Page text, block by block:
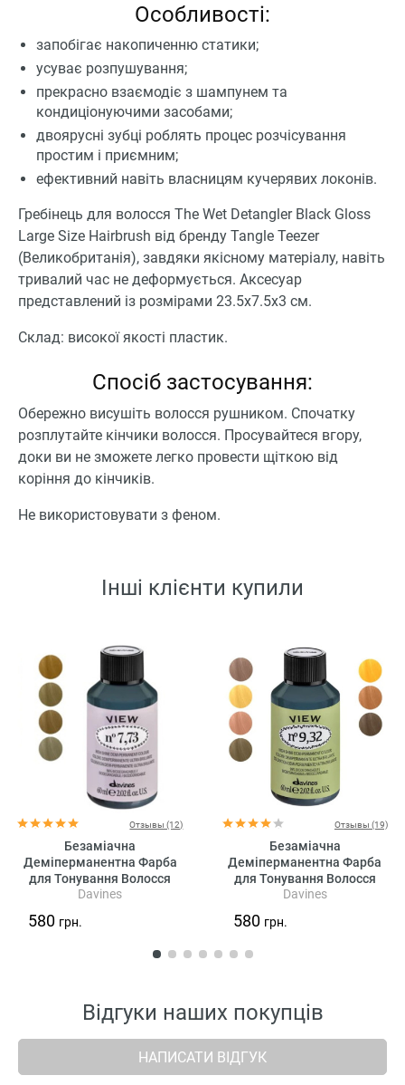
Особливості:
запобігає накопиченню статики;
усуває розпушування;
прекрасно взаємодіє з шампунем та
кондиціонуючими засобами;
двоярусні зубці роблять процес розчісування
простим і приємним;
ефективний навіть власницям кучерявих локонів.
Гребінець для волосся The Wet Detangler Black Gloss
Large Size Hairbrush від бренду Tangle Teezer
(Великобританія), завдяки якісному матеріалу, навіть
тривалий час не деформується. Аксесуар
представлений із розмірами 23.5х7.5х3 см.
Склад: високої якості пластик.
Спосіб застосування:
Обережно висушіть волосся рушником. Спочатку
розплутайте кінчики волосся. Просувайтеся вгору,
доки ви не зможете легко провести щіткою від
коріння до кінчиків.
Не використовувати з феном.
Інші клієнти купили
Отзывы (12)
Безаміачна
Деміперманентна Фарба
для Тонування Волосся
Davines View High Shine
60 мл (бежеві відтінки)
Davines
580 грн.
Отзывы (19)
Безаміачна
Деміперманентна Фарба
для Тонування Волосся
Davines View High Shine
Golden, 60 мл (золотисті
Davines
580 грн.
Відгуки наших покупців
НАПИСАТИ ВІДГУК